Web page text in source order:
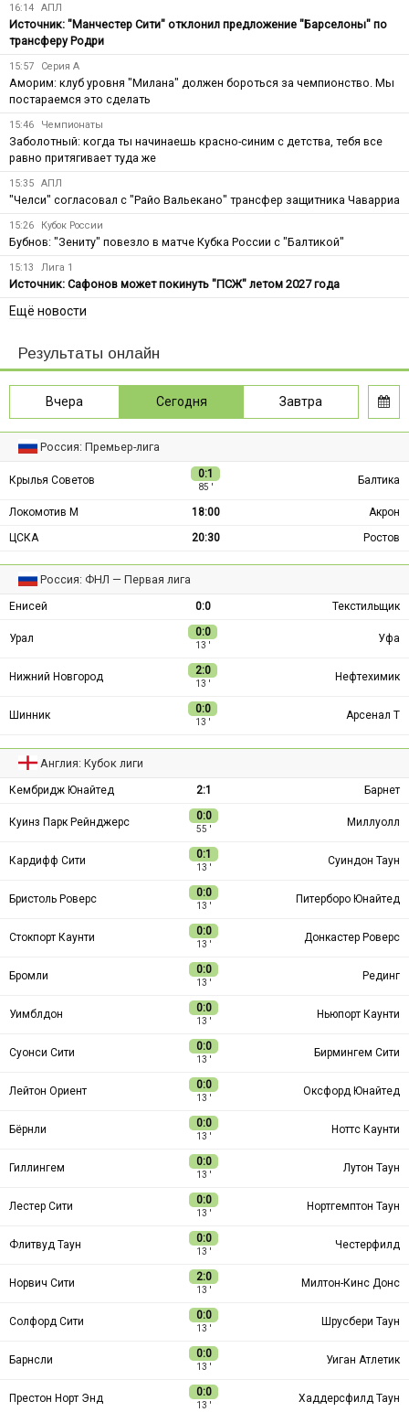
16:14 АПЛ
Источник: "Манчестер Сити" отклонил предложение "Барселоны" по
трансферу Родри
15:57 Серия А
Аморим: клуб уровня "Милана" должен бороться за чемпионство. Мы
постараемся это сделать
15:46 Чемпионаты
Заболотный: когда ты начинаешь красно-синим с детства, тебя все
равно притягивает туда же
15:35 АПЛ
"Челси" согласовал с "Райо Вальекано" трансфер защитника Чаварриа
15:26 Кубок России
Бубнов: "Зениту" повезло в матче Кубка России с "Балтикой"
15:13 Лига 1
Источник: Сафонов может покинуть "ПСЖ" летом 2027 года
Ещё новости
Результаты онлайн
Вчера Сегодня Завтра
Россия: Премьер-лига
Крылья Советов 0:1
85 ′
Балтика
Локомотив М 18:00
Акрон
ЦСКА
20:30 Ростов
Россия: ФНЛ — Первая лига
Енисей 0:0 Текстильщик
Урал 0:0
13 ′
Уфа
Нижний Новгород 2:0
13 ′
Нефтехимик
Шинник 0:0
13 ′
Арсенал Т
Англия: Кубок лиги
Кембридж Юнайтед 2:1 Барнет
Куинз Парк Рейнджерс 0:0
55 ′
Миллуолл
Кардифф Сити 0:1
13 ′
Суиндон Таун
Бристоль Роверс 0:0
13 ′
Питерборо Юнайтед
Стокпорт Каунти 0:0
13 ′
Донкастер Роверс
Бромли 0:0
13 ′
Рединг
Уимблдон 0:0
13 ′
Ньюпорт Каунти
Суонси Сити 0:0
13 ′
Бирмингем Сити
Лейтон Ориент 0:0
13 ′
Оксфорд Юнайтед
Бёрнли 0:0
13 ′
Ноттс Каунти
Гиллингем 0:0
13 ′
Лутон Таун
Лестер Сити 0:0
13 ′
Нортгемптон Таун
Флитвуд Таун 0:0
13 ′
Честерфилд
Норвич Сити 2:0
13 ′
Милтон-Кинс Донс
Солфорд Сити 0:0
13 ′
Шрусбери Таун
Барнсли 0:0
13 ′
Уиган Атлетик
Престон Норт Энд 0:0
13 ′
Хаддерсфилд Таун